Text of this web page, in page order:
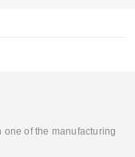
of the manufacturing
油浴锅
温反应浴槽